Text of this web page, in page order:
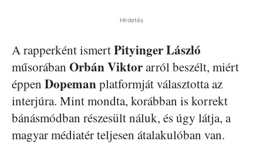
Hirdetés
A rapperként ismertPityinger László
műsorában Orbán Viktorarról beszélt, miért
éppen Dopemanplatformját választotta az
interjúra. Mint mondta, korábban is korrekt
bánásmódban részesült náluk, és úgy látja, a
magyar médiatér teljesen átalakulóban van.